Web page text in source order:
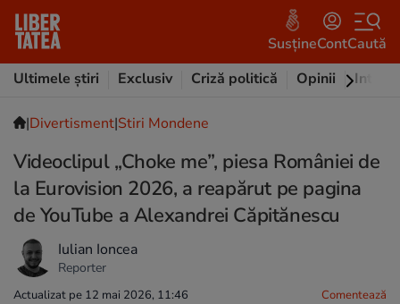
SusțineContCaută
Ultimele știri
Exclusiv Criză politică Opinii
|Divertisment|Stiri Mondene
Videoclipul „Choke me”, piesa României de
la Eurovision 2026, a reapărut pe pagina
de YouTube a Alexandrei Căpitănescu
Iulian Ioncea
Reporter
Actualizat pe 12 mai 2026, 11:46 Comentează